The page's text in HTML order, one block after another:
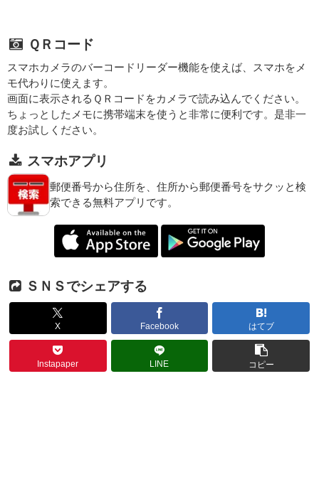
ＱＲコード
スマホカメラのバーコードリーダー機能を使えば、スマホをメ
モ代わりに使えます。
画面に表示されるＱＲコードをカメラで読み込んでください。
ちょっとしたメモに携帯端末を使うと非常に便利です。是非一
度お試しください。
スマホアプリ
郵便番号から住所を、住所から郵便番号をサクッと検
索できる無料アプリです。
ＳＮＳでシェアする
X Facebook はてブ
Instapaper LINE コピー